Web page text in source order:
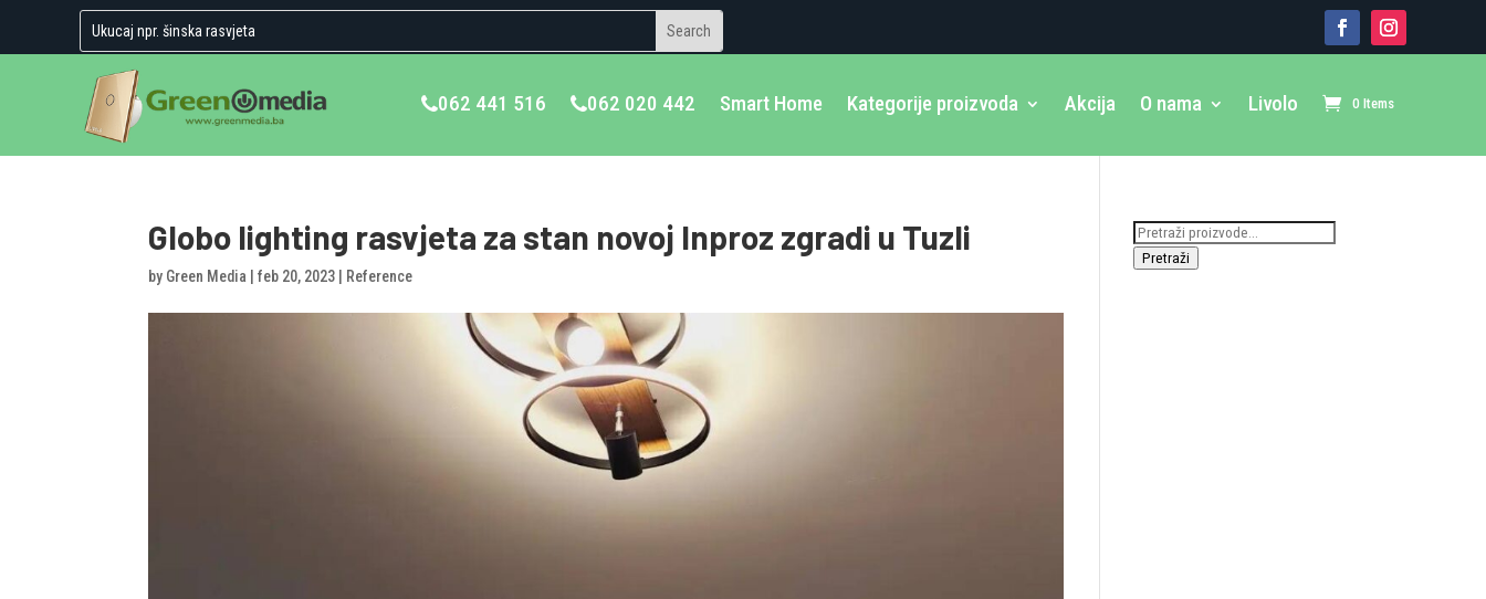
062 441 516 062 020 442 Smart Home Kategorije proizvoda Akcija O nama Livolo 0 Items
Globo lighting rasvjeta za stan novoj Inproz zgradi u Tuzli
by Green Media |feb 20, 2023 Reference
Pretraži:
Pretraži